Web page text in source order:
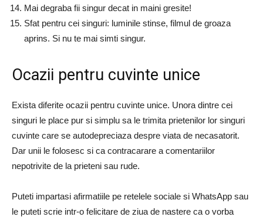
Mai degraba fii singur decat in ​​maini gresite!
Sfat pentru cei singuri: luminile stinse, filmul de groaza
aprins. Si nu te mai simti singur.
Ocazii pentru cuvinte unice
Exista diferite ocazii pentru cuvinte unice. Unora dintre cei
singuri le place pur si simplu sa le trimita prietenilor lor singuri
cuvinte care se autodepreciaza despre viata de necasatorit.
Dar unii le folosesc si ca contracarare a comentariilor
nepotrivite de la prieteni sau rude.
Puteti impartasi afirmatiile pe retelele sociale si WhatsApp sau
le puteti scrie intr-o felicitare de ziua de nastere ca o vorba